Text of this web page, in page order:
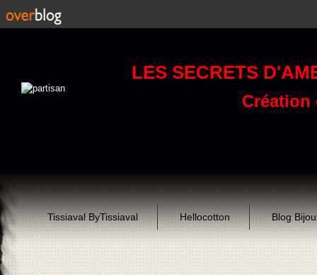
LES SECRETS
Création
Tissiaval ByTissiaval Hellocotton Blog